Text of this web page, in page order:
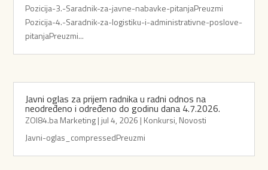
Pozicija-3.-Saradnik-za-javne-nabavke-pitanjaPreuzmi
Pozicija-4.-Saradnik-za-logistiku-i-administrativne-poslove-
pitanjaPreuzmi...
Javni oglas za prijem radnika u radni odnos na
neodređeno i određeno do godinu dana 4.7.2026.
ZOI84.ba Marketing| jul 4, 2026 | Konkursi, Novosti
Javni-oglas_compressedPreuzmi